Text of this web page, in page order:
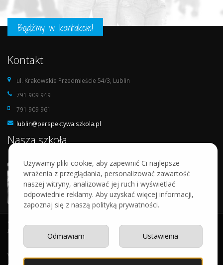
Bądźmy w kontakcie!
Kontakt
ul. Krakowskie Przedmieście 54/3, Lublin
791 909 949
791 909 961
lublin@perspektywa.szkola.pl
Nasza szkoła
Wykonanie:
Używamy pliki cookie, aby zapewnić Ci najlepsze
wrażenia z przeglądania, personalizować zawartość
naszej witryny, analizować jej ruch i wyświetlać
odpowiednie reklamy. Aby uzyskać więcej informacji,
zapoznaj się z naszą polityką prywatności.
Ustawienia
Odmawiam